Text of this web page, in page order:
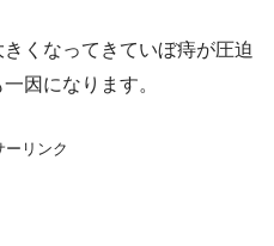
くなってきていぼ痔が圧迫
因になります。
ーリンク